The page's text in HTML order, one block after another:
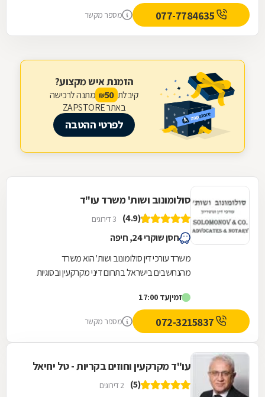
מספר מקשר
הזמנת איש מקצוע?
קיבלת 50
₪ מתנה לרכישה
באתר ZAPSTORE
לפרטי ההטבה
סולומונוב ושות' משרד עו"ד
(4.9) 3 דירוגים
חסן שוקרי 24, חיפה
משרד עורכי דין סולומונוב ושות' הוא משרד
מהנחשבים בישראל בתחום דיני מקרקעין ובסוגיות
אישורים והיתרי...
זמיןעד 17:00
מספר מקשר
עו"ד מקרקעין וחוזים בקריות - טל יחיאל
(5) 2 דירוגים